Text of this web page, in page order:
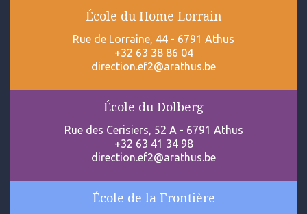
École du Home Lorrain
Rue de Lorraine, 44 - 6791 Athus
+32 63 38 86 04
direction.ef2@arathus.be
École du Dolberg
Rue des Cerisiers, 52 A - 6791 Athus
+32 63 41 34 98
direction.ef2@arathus.be
École de la Frontière